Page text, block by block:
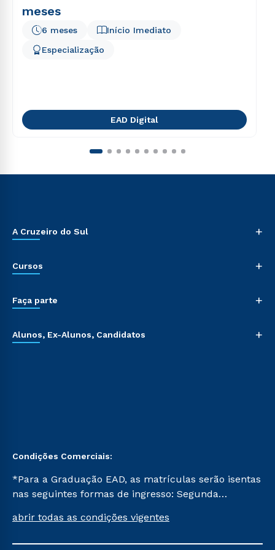
meses
Início Imediato
6 meses
Especialização
EAD Digital
A Cruzeiro do Sul +
Cursos +
Faça parte +
Alunos, Ex-Alunos, Candidatos +
Condições Comerciais:
*Para a Graduação EAD, as matrículas serão isentas
nas seguintes formas de ingresso: Segunda
Já para as demais, a taxa de matrícula será de R$
abrir todas as condições vigentes